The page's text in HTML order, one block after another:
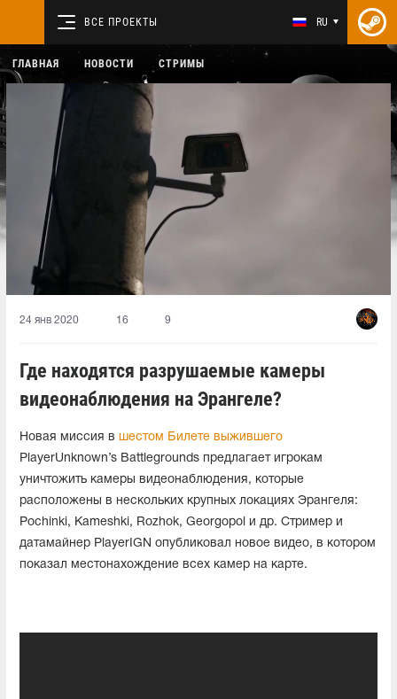
ВСЕ ПРОЕКТЫ RU
ГЛАВНАЯ НОВОСТИ СТРИМЫ
24 янв 2020 16 9
Где находятся разрушаемые камеры
видеонаблюдения на Эрангеле?
Новая миссия в шестом Билете выжившего
PlayerUnknown’s Battlegrounds предлагает игрокам
уничтожить камеры видеонаблюдения, которые
расположены в нескольких крупных локациях Эрангеля:
Pochinki, Kameshki, Rozhok, Georgopol и др. Стример и
датамайнер PlayerIGN опубликовал новое видео, в котором
показал местонахождение всех камер на карте.